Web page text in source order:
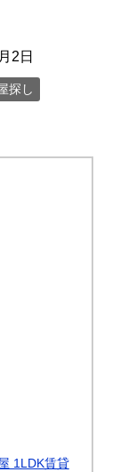
2日
探し
1LDK賃貸